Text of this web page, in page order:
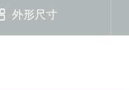
外形尺寸